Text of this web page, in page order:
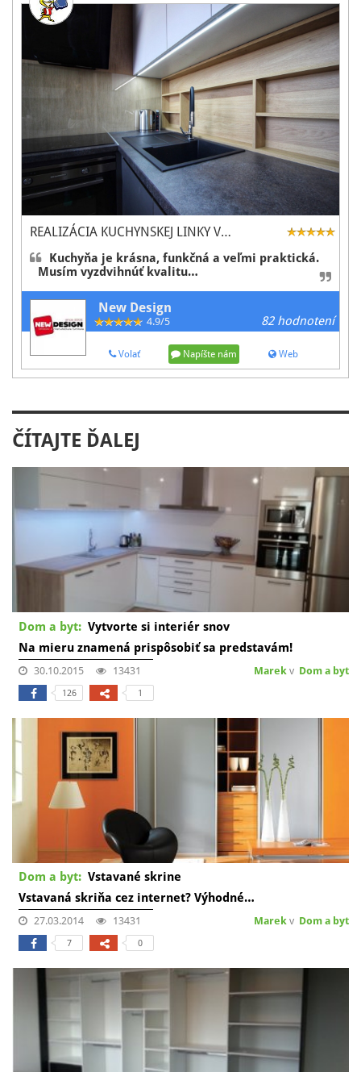
REALIZÁCIA KUCHYNSKEJ LINKY V…
Kuchyňa je krásna, funkčná a veľmi praktická.
Musím vyzdvihnúť kvalitu…
New Design
4.9/5 82 hodnotení
Volať Napíšte nám Web
ČÍTAJTE ĎALEJ
Dom a byt: Vytvorte si interiér snov
Na mieru znamená prispôsobiť sa predstavám!
30.10.2015 13431 Marek v Dom a byt
126 1
Dom a byt: Vstavané skrine
Vstavaná skriňa cez internet? Výhodné…
27.03.2014 13431 Marek v Dom a byt
7 0